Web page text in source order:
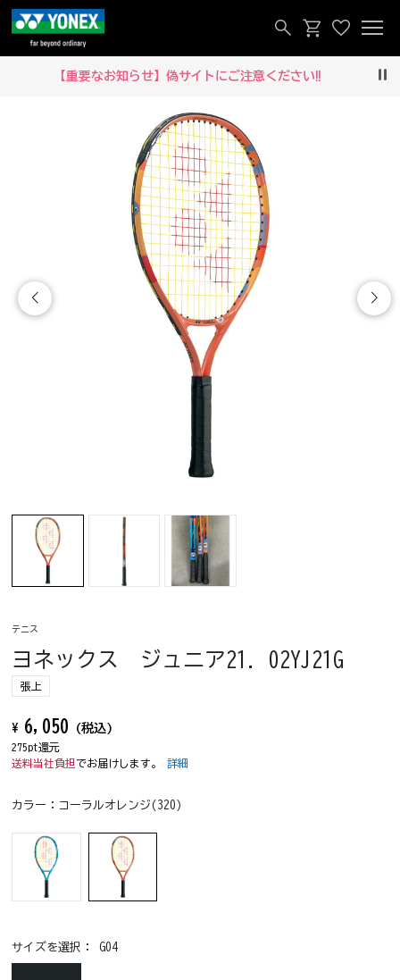
【重要なお知らせ】偽サイトにご注意ください‼
テニス
ヨネックス ジュニア21. 02YJ21G
張上
¥ 6,050 (税込)
275pt還元
送料当社負担 でお届けします。詳細
カラー： コーラルオレンジ(320)
サイズを選択：G04